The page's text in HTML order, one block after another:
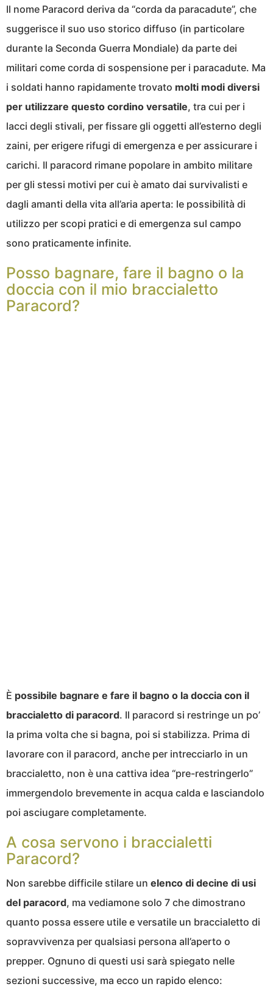
Il nome Paracord deriva da “corda da paracadute”, che
suggerisce il suo uso storico diffuso (in particolare
durante la Seconda Guerra Mondiale) da parte dei
militari come corda di sospensione per i paracadute. Ma
i soldati hanno rapidamente trovato molti modi diversi
per utilizzare questo cordino versatile, tra cui per i
lacci degli stivali, per fissare gli oggetti all’esterno degli
zaini, per erigere rifugi di emergenza e per assicurare i
carichi. Il paracord rimane popolare in ambito militare
per gli stessi motivi per cui è amato dai survivalisti e
dagli amanti della vita all’aria aperta: le possibilità di
utilizzo per scopi pratici e di emergenza sul campo
sono praticamente infinite.
Posso bagnare, fare il bagno o la
doccia con il mio braccialetto
Paracord?
È possibile bagnare e fare il bagno o la doccia con il
braccialetto di paracord. Il paracord si restringe un po’
la prima volta che si bagna, poi si stabilizza. Prima di
lavorare con il paracord, anche per intrecciarlo in un
braccialetto, non è una cattiva idea “pre-restringerlo”
immergendolo brevemente in acqua calda e lasciandolo
poi asciugare completamente.
A cosa servono i braccialetti
Paracord?
Non sarebbe difficile stilare un elenco di decine di usi
del paracord, ma vediamone solo 7 che dimostrano
quanto possa essere utile e versatile un braccialetto di
sopravvivenza per qualsiasi persona all’aperto o
prepper. Ognuno di questi usi sarà spiegato nelle
sezioni successive, ma ecco un rapido elenco: